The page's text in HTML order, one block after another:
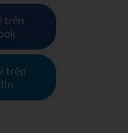
trên
trên